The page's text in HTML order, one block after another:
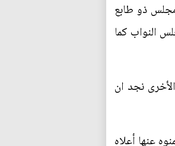
ذو طابع
النواب كما
نجد ان
إليه الدستور العراقي بالوظيفة التشريعية بموجب أحكام المادة (61/ أولاً) والمادة (65) المنوه عنها أعلاه